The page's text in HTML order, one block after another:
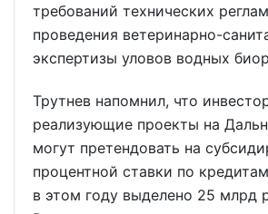
требований технических
проведения ветеринарно-
экспертизы уловов водных
Трутнев напомнил, что
реализующие проекты на
могут претендовать на
процентной ставки по
в этом году выделено 25 млрд